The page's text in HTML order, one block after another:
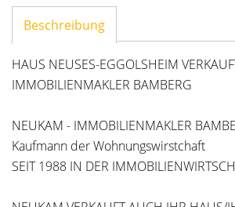
Beschreibung
HAUS NEUSES-EGGOLSHEIM
IMMOBILIENMAKLER BAMBERG
NEUKAM - IMMOBILIENMAKLER
Kaufmann der Wohnungswirstchaft
SEIT 1988 IN DER